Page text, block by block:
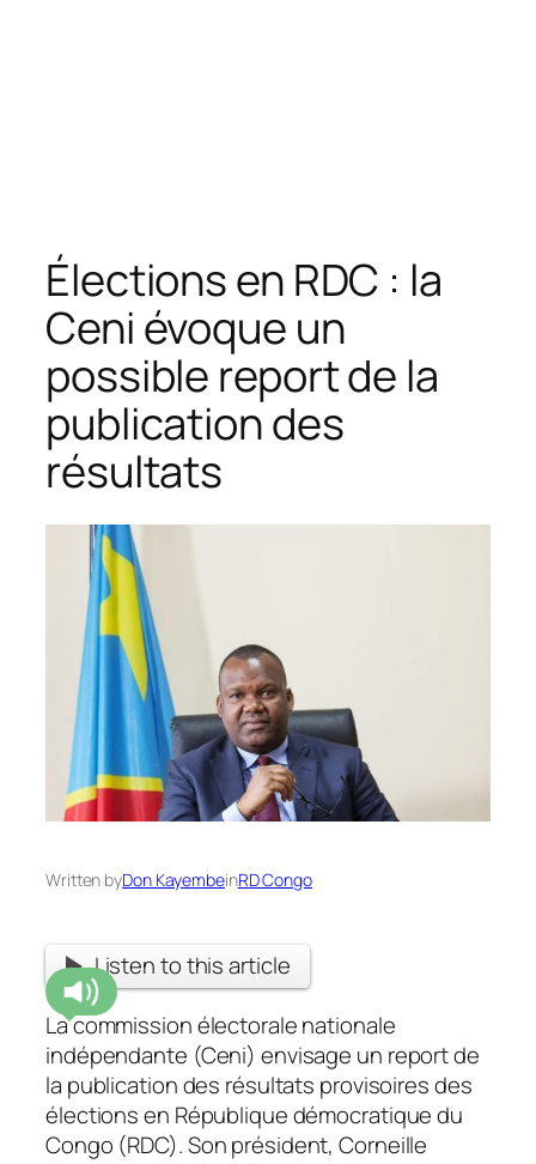
Élections en RDC : la
Ceni évoque un
possible report de la
publication des
résultats
Written byDon KayembeinRD Congo
Listen to this article
La commission électorale nationale
indépendante (Ceni) envisage un report de
la publication des résultats provisoires des
élections en République démocratique du
Congo (RDC). Son président, Corneille